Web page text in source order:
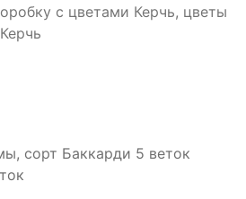
с цветами Керчь, цветы
сорт Баккарди 5 веток